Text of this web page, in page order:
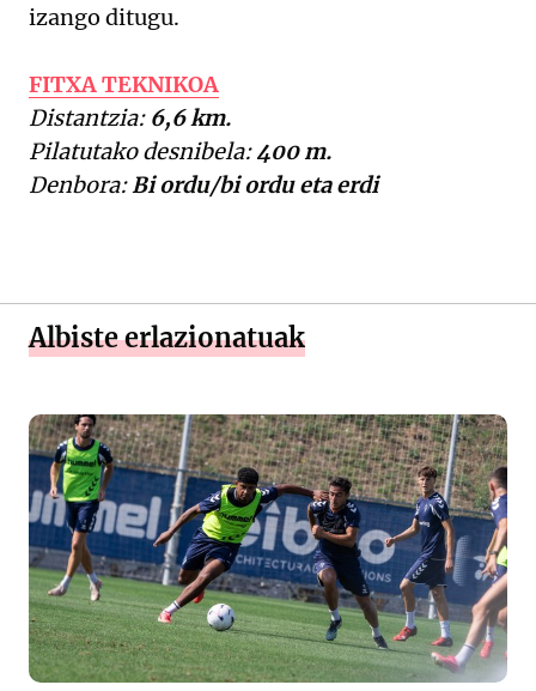
izango ditugu.
FITXA TEKNIKOA
Distantzia: 6,6 km.
Pilatutako desnibela:400 m.
Denbora:Bi ordu/bi ordu eta erdi
Albiste erlazionatuak